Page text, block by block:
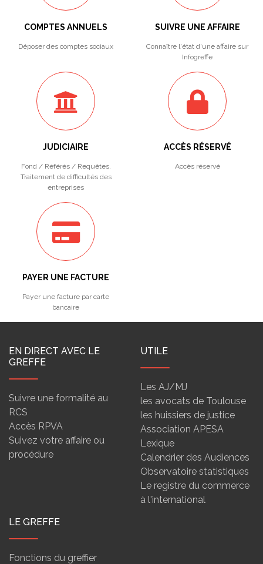
COMPTES ANNUELS
Déposer des comptes sociaux
SUIVRE UNE AFFAIRE
Connaître l'état d'une affaire sur
Infogreffe
JUDICIAIRE
Fond / Référés / Requêtes.
Traitement de difficultés des
entreprises
ACCÈS RÉSERVÉ
Accès réservé
PAYER UNE FACTURE
Payer une facture par carte
bancaire
EN DIRECT AVEC LE
GREFFE
Suivre une formalité au
RCS
Accès RPVA
Suivez votre affaire ou
procédure
UTILE
Les AJ/MJ
les avocats de Toulouse
les huissiers de justice
Association APESA
Lexique
Calendrier des Audiences
Observatoire statistiques
Le registre du commerce
à l'international
LE GREFFE
Fonctions du greffier